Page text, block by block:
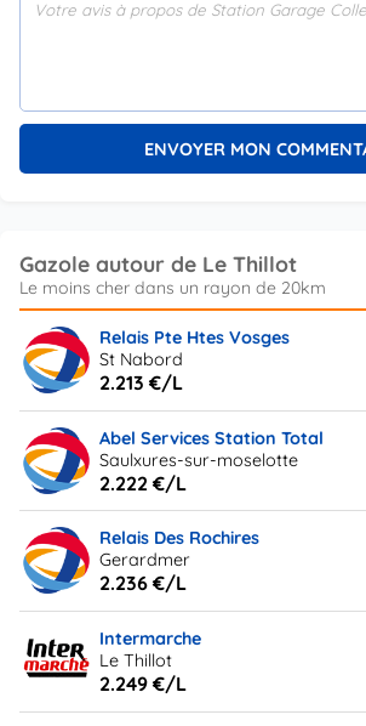
Gazole autour de Le Thillot
Relais Pte Htes Vosges
St Nabord
2.213 €/L
Abel Services Station Total
Saulxures-sur-moselotte
2.222 €/L
Relais Des Rochires
Gerardmer
2.236 €/L
Intermarche
Le Thillot
2.249 €/L